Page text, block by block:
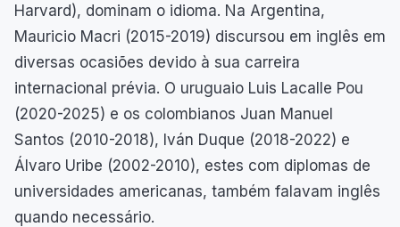
Harvard), dominam o idioma. Na Argentina,
Mauricio Macri (2015-2019) discursou em inglês em
diversas ocasiões devido à sua carreira
internacional prévia. O uruguaio Luis Lacalle Pou
(2020-2025) e os colombianos Juan Manuel
Santos (2010-2018), Iván Duque (2018-2022) e
Álvaro Uribe (2002-2010), estes com diplomas de
universidades americanas, também falavam inglês
quando necessário.